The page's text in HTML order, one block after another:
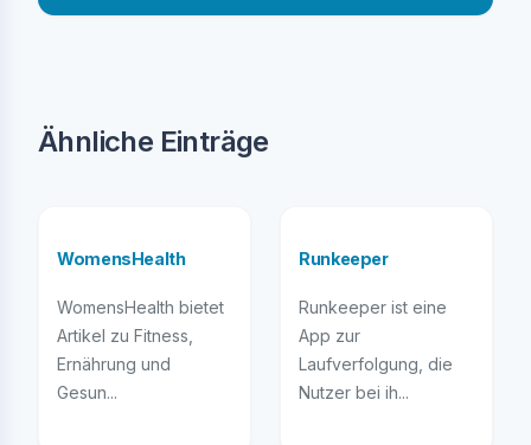
Ähnliche Einträge
WomensHealth
WomensHealth bietet
Artikel zu Fitness,
Ernährung und
Gesun...
Runkeeper
Runkeeper ist eine
App zur
Laufverfolgung, die
Nutzer bei ih...